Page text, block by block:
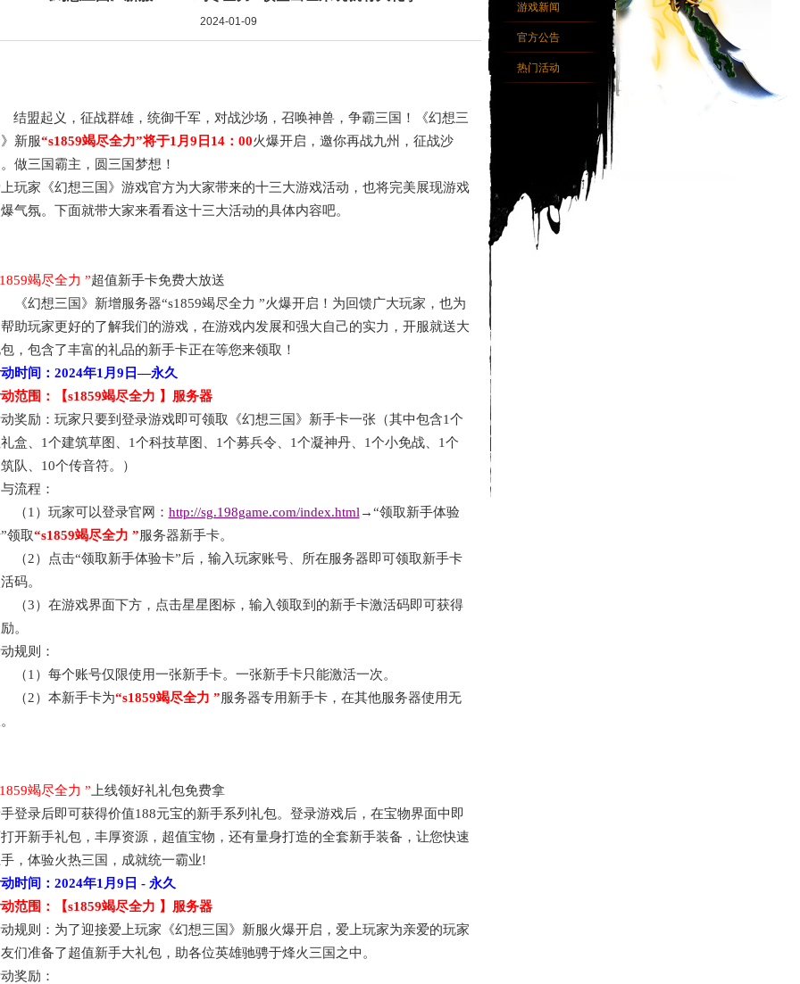
2024-01-09
结盟起义，征战群雄，统御千军，对战沙场，召唤神兽，争霸三国！《幻想三
新服“s1859竭尽全力”将于1月9日 14：00火爆开启，邀你再战九州，征战沙
做三国霸主，圆三国梦想！
玩家《幻想三国》游戏官方为大家带来的十三大游戏活动，也将完美展现游戏
气氛。下面就带大家来看看这十三大活动的具体内容吧。
竭尽全力 ”超值新手卡免费大放送
幻想三国》新增服务器“s1859竭尽全力 ”火爆开启！为回馈广大玩家，也为
助玩家更好的了解我们的游戏，在游戏内发展和强大自己的实力，开服就送大
，包含了丰富的礼品的新手卡正在等您来领取！
时间： 2024年1月9日—永久
范围：【s1859竭尽全力 】服务器
奖励：玩家只要到登录游戏即可领取《幻想三国》新手卡一张（其中包含1个
盒、1个建筑草图、1个科技草图、1个募兵令、1个凝神丹、1个小免战、1个
队、10个传音符。）
流程：
1）玩家可以登录官网： http://sg.198game.com/index.html →“领取新手体验
领取“s1859竭尽全力 ” 服务器新手卡。
2）点击“领取新手体验卡”后，输入玩家账号、所在服务器即可领取新手卡
码。
3）在游戏界面下方，点击星星图标，输入领取到的新手卡激活码即可获得
。
规则：
1）每个账号仅限使用一张新手卡。一张新手卡只能激活一次。
2）本新手卡为“s1859竭尽全力 ” 服务器专用新手卡，在其他服务器使用无
竭尽全力 ” 上线领好礼礼包免费拿
登录后即可获得价值188元宝的新手系列礼包。登录游戏后，在宝物界面中即
开新手礼包，丰厚资源，超值宝物，还有量身打造的全套新手装备，让您快速
，体验火热三国，成就统一霸业!
时间： 2024年1月9日 - 永久
范围：【s1859竭尽全力 】服务器
规则：为了迎接爱上玩家《幻想三国》新服火爆开启，爱上玩家为亲爱的玩家
们准备了超值新手大礼包，助各位英雄驰骋于烽火三国之中。
奖励：
游戏新闻
官方公告
热门活动